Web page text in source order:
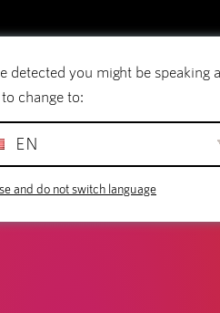
eletrónico Nomes de
detected you might be speaking
change to:
EN
and do not switch language